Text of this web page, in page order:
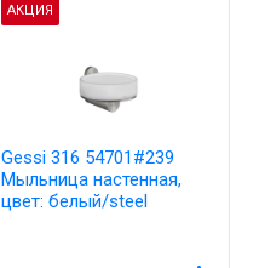
АКЦИЯ
Gessi 316 54701#239
Мыльница настенная,
цвет: белый/steel